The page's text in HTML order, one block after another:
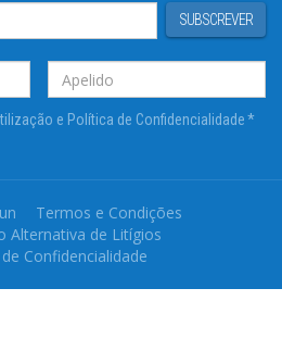
SUBSCREVER
e Política de Confidencialidade*
Termos e Condições
Alternativa de Litígios
Confidencialidade